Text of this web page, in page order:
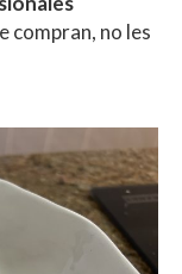
compran, no les